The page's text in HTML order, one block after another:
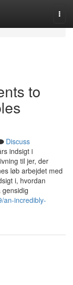
to
Discuss
indsigt i
til jer, der
løb arbejdet med
i, hvordan
an-incredibly-